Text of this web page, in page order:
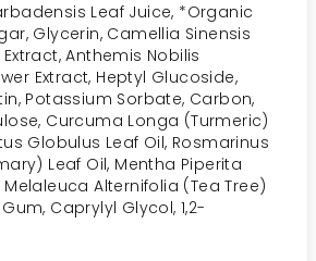
Leaf Juice, *Organic
Glycerin, Camellia Sinensis
Anthemis Nobilis
Extract, Heptyl Glucoside,
Potassium Sorbate, Carbon,
Curcuma Longa (Turmeric)
Globulus Leaf Oil, Rosmarinus
Leaf Oil, Mentha Piperita
Alternifolia (Tea Tree)
Caprylyl Glycol, 1,2-